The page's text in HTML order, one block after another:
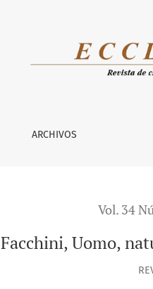
la realtà
ARCHIVOS
Vol. 34
Uomo,